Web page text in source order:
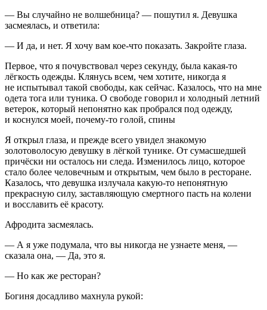
— Вы случайно не волшебница? — пошутил я. Девушка
засмеялась, и ответила:
— И да, и нет. Я хочу вам кое-что показать. Закройте глаза.
Первое, что я почувствовал через секунду, была какая-то
лёгкость одежды. Клянусь всем, чем хотите, никогда я
не испытывал такой свободы, как сейчас. Казалось, что на мне
одета тога или туника. О свободе говорил и холодный летний
ветерок, который непонятно как пробрался под одежду,
и коснулся моей, почему-то голой, спины
Я открыл глаза, и прежде всего увидел знакомую
золотоволосую девушку в лёгкой тунике. От сумасшедшей
причёски ни осталось ни следа. Изменилось лицо, которое
стало более человечным и открытым, чем было в ресторане.
Казалось, что девушка излучала какую-то непонятную
прекрасную силу, заставляющую смертного пасть на колени
и восславить её красоту.
Афродита засмеялась.
— А я уже подумала, что вы никогда не узнаете меня, —
сказала она, — Да, это я.
— Но как же ресторан?
Богиня досадливо махнула рукой: